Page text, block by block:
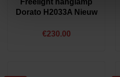
Dorato (4)
Product Fitting
Dorato H2033A Nieuw
€230.00